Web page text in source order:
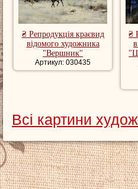
₴ Репродукція краєвид
відомого художника
"Вершник"
Артикул: 030435
₴
Всі картини